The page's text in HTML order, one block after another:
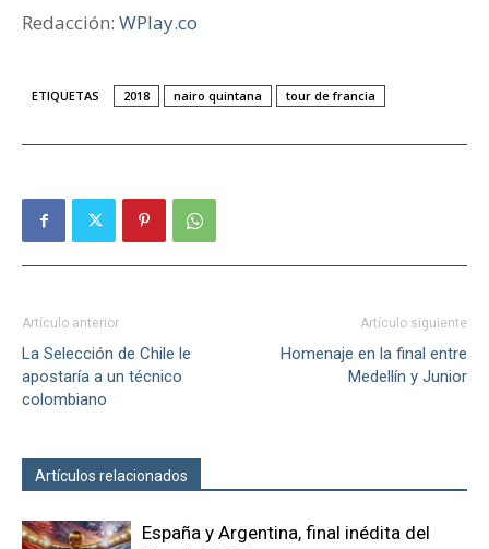
Redacción: WPlay.co
ETIQUETAS 2018 nairo quintana tour de francia
Artículo anterior
La Selección de Chile le
apostaría a un técnico
colombiano
Artículo siguiente
Homenaje en la final entre
Medellín y Junior
Artículos relacionados
España y Argentina, final inédita del